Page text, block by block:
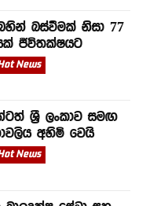
බස්වීමක් නිසා 77
ජීවිතක්ෂයට
News
ශ්‍රී ලංකාව සමඟ
අහිමි වෙයි
News